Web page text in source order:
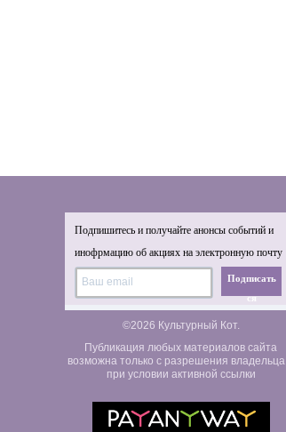
Подпишитесь и получайте анонсы событий и
инофрмацию об акциях на электронную почту
Подписать
ся
©2026 Культурный Кот.
Публикация любых материалов сайта
возможна только с разрешения владельца
при условии активной ссылки